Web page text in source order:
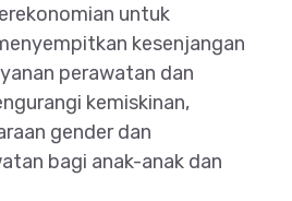
untuk
kesenjangan
perawatan dan
kemiskinan,
gender dan
bagi anak-anak dan